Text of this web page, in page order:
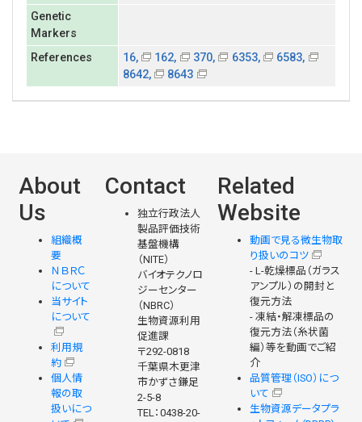
Genetic
Markers
References
16, 162, 370, 6353,
6583,
8642,
8643
About
Us
組織概
要
ＮＢＲＣ
について
当サイト
について
利用規
約
個人情
報の取
扱いにつ
Contact
独立行政法人
製品評価技術
基盤機構
（NITE）
バイオテクノロ
ジーセンター
（NBRC）
生物資源利用
促進課
〒292-0818
千葉県木更津
市かずさ鎌足
2-5-8
TEL：0438-20-
Related
Website
動画で見る微生物取
り扱いのコツ
- L-乾燥標品（ガラス
アンプル）の開封と
復元方法
- 凍結・解凍標品の
復元方法（糸状菌
編）等を動画でご紹
介
品質管理（ISO）につ
いて
生物資源データプラ